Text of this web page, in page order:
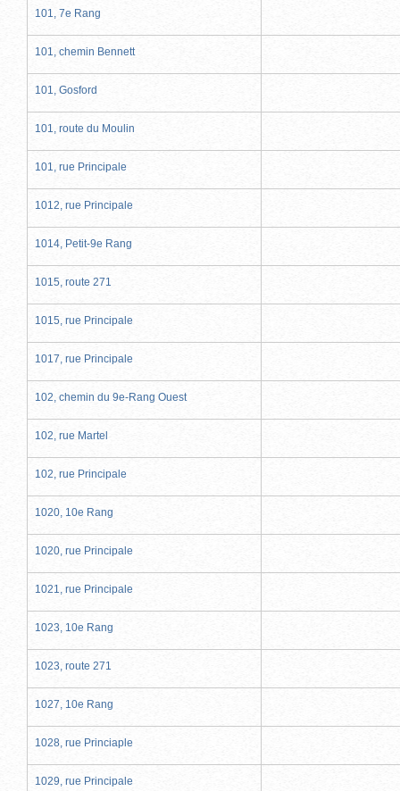
101, 7e Rang
101, chemin Bennett
101, Gosford
101, route du Moulin
101, rue Principale
1012, rue Principale
1014, Petit-9e Rang
1015, route 271
1015, rue Principale
1017, rue Principale
102, chemin du 9e-Rang Ouest
102, rue Martel
102, rue Principale
1020, 10e Rang
1020, rue Principale
1021, rue Principale
1023, 10e Rang
1023, route 271
1027, 10e Rang
1028, rue Princiaple
1029, rue Principale